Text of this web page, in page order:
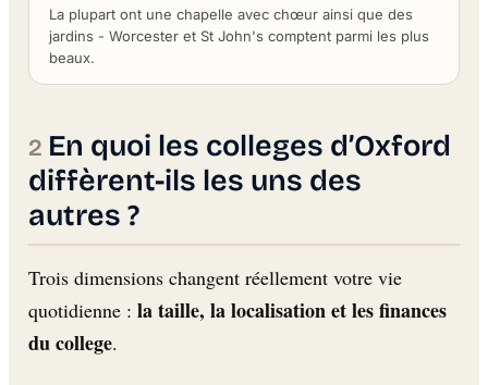
La plupart ont une chapelle avec chœur ainsi que des
jardins - Worcester et St John's comptent parmi les plus
beaux.
En quoi les colleges d’Oxford
diffèrent-ils les uns des
autres ?
Trois dimensions changent réellement votre vie
quotidienne : la taille, la localisation et les finances
du college.